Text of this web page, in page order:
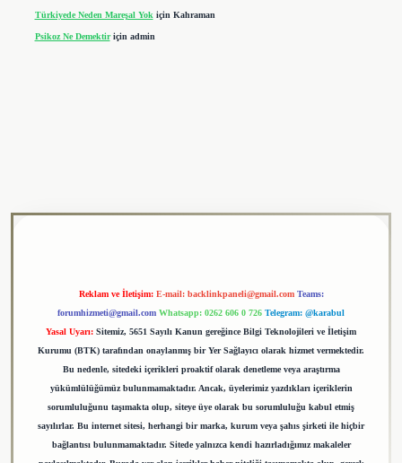
Türkiyede Neden Mareşal Yok için Kahraman
Psikoz Ne Demektiriçin admin
Reklam ve İletişim: E-mail: backlinkpaneli@gmail.com Teams:
forumhizmeti@gmail.com Whatsapp: 0262 606 0 726 Telegram: @karabul
Yasal Uyarı: Sitemiz, 5651 Sayılı Kanun gereğince Bilgi Teknolojileri ve İletişim
Kurumu (BTK) tarafından onaylanmış bir Yer Sağlayıcı olarak hizmet vermektedir.
Bu nedenle, sitedeki içerikleri proaktif olarak denetleme veya araştırma
yükümlülüğümüz bulunmamaktadır. Ancak, üyelerimiz yazdıkları içeriklerin
sorumluluğunu taşımakta olup, siteye üye olarak bu sorumluluğu kabul etmiş
sayılırlar. Bu internet sitesi, herhangi bir marka, kurum veya şahıs şirketi ile hiçbir
bağlantısı bulunmamaktadır. Sitede yalnızca kendi hazırladığımız makaleler